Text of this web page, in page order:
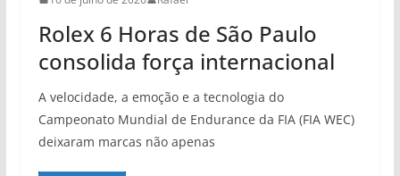
Rolex 6 Horas de São Paulo
consolida força internacional
A velocidade, a emoção e a tecnologia do
Campeonato Mundial de Endurance da FIA (FIA WEC)
deixaram marcas não apenas